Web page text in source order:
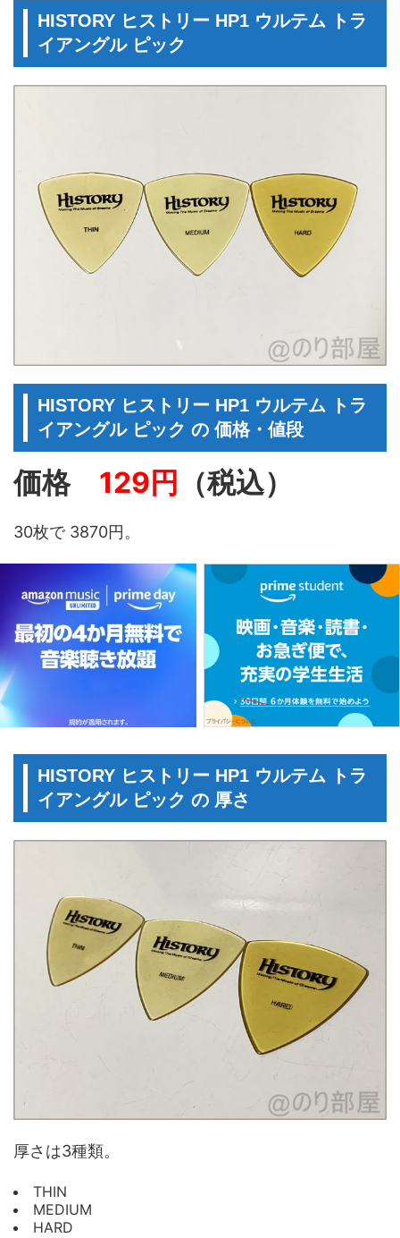
HISTORY ヒストリー HP1 ウルテム トラ
イアングル ピック
HISTORY ヒストリー HP1 ウルテム トラ
イアングル ピック の 価格・値段
価格 129円 （税込）
30枚で 3870円。
HISTORY ヒストリー HP1 ウルテム トラ
イアングル ピック の 厚さ
厚さは3種類。
THIN
MEDIUM
HARD